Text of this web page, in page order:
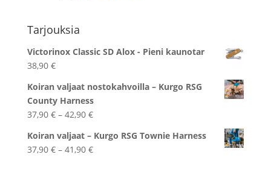
Tarjouksia
Victorinox Classic SD Alox - Pieni kaunotar
38,90 €
Koiran valjaat nostokahvoilla – Kurgo RSG
County Harness
37,90 € – 42,90 €Hintaluokka:
-
42,90 €
Koiran valjaat – Kurgo RSG Townie Harness
37,90 € – 41,90 €Hintaluokka: